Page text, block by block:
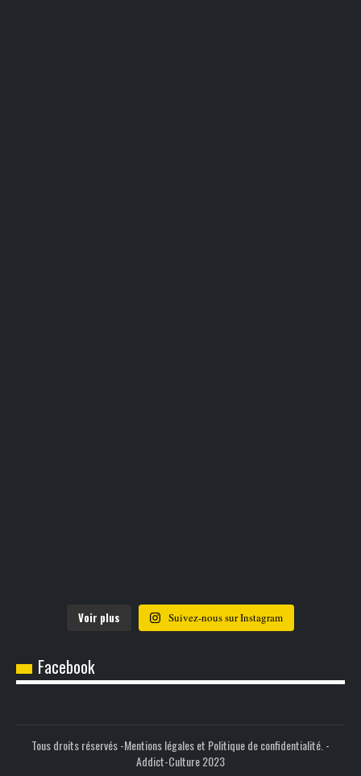
Voir plus Suivez-nous sur Instagram
Facebook
Tous droits réservés -Mentions légales et Politique de confidentialité. -
Addict-Culture 2023